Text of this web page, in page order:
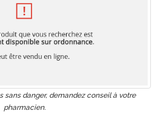
sans danger, demandez conseil à votre
pharmacien.